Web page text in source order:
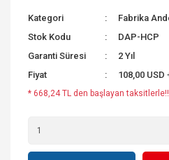
Kategori
Fabrika
Stok Kodu
DAP-HCP
Garanti Süresi
2 Yıl
Fiyat
108,00 USD
* 668,24 TL den başlayan taksitlerle!!